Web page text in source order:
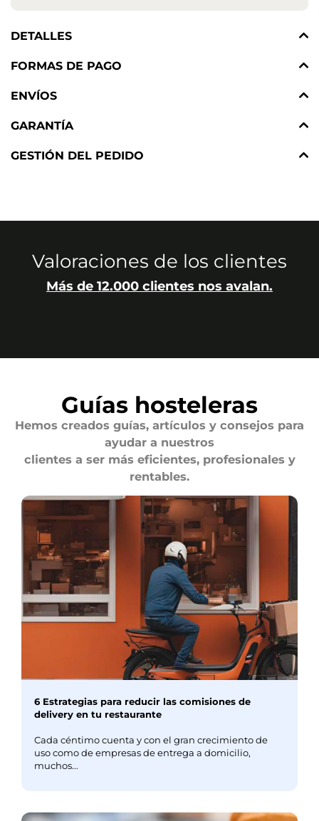
DETALLES
FORMAS DE PAGO
ENVÍOS
GARANTÍA
GESTIÓN DEL PEDIDO
Valoraciones de los clientes
Más de 12.000 clientes nos avalan.
Guías hosteleras
Hemos creados guías, artículos y consejos para
ayudar a nuestros
clientes a ser más eficientes, profesionales y
rentables.
6 Estrategias para reducir las comisiones de
delivery en tu restaurante
Cada céntimo cuenta y con el gran crecimiento de
uso como de empresas de entrega a domicilio,
muchos...